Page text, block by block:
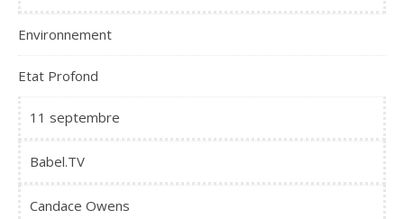
Environnement
Etat Profond
11 septembre
Babel.TV
Candace Owens